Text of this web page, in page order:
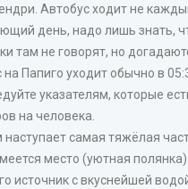
Автобус ходит не
день, надо лишь знать,
там не говорят, но
Папиго уходит обычно в
указателям, которые
на человека.
самая тяжёлая
место (уютная
источник с вкуснейшей